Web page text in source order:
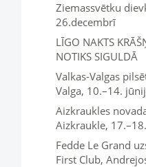
Ziemassvētku
26.decembrī
LĪGO NAKTS
NOTIKS SIGULDĀ
Valkas-Valgas
Valga, 10.–14.
Aizkraukles
Aizkraukle,
Fedde Le Grand
First Club,